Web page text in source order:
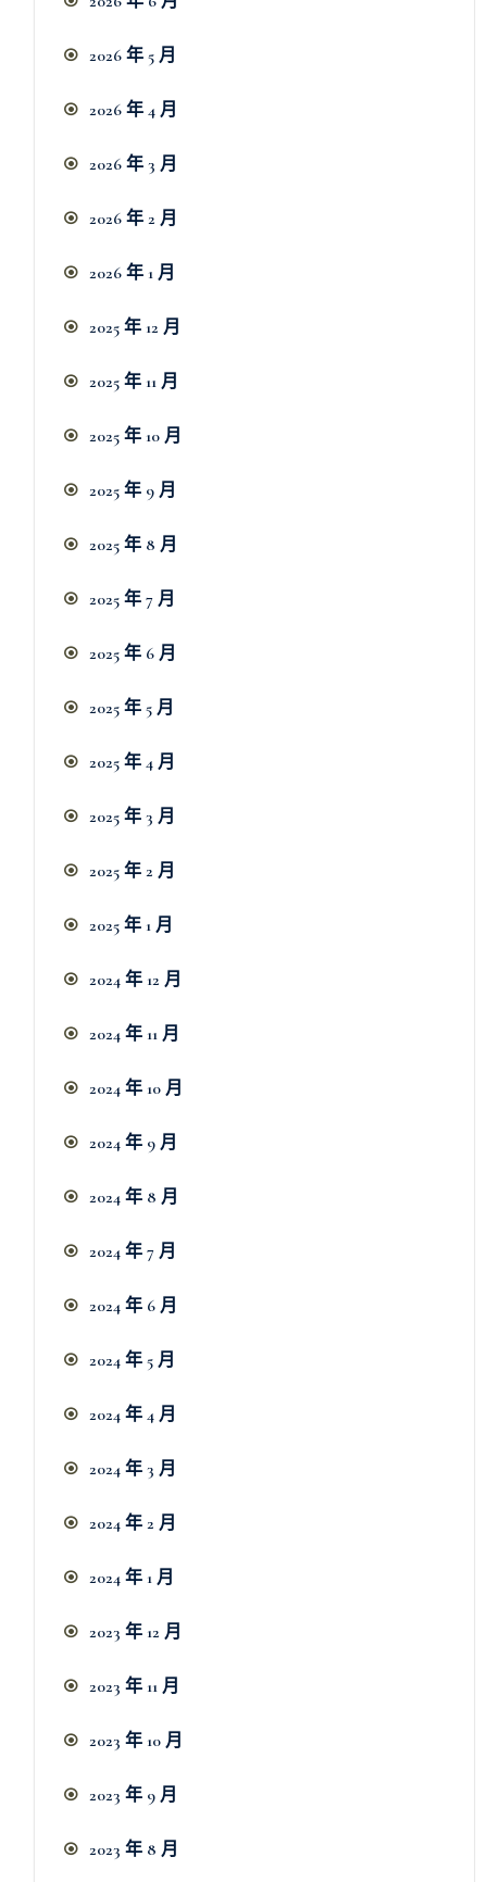
2026 年 5 月
2026 年 4 月
2026 年 3 月
2026 年 2 月
2026 年 1 月
2025 年 12 月
2025 年 11 月
2025 年 10 月
2025 年 9 月
2025 年 8 月
2025 年 7 月
2025 年 6 月
2025 年 5 月
2025 年 4 月
2025 年 3 月
2025 年 2 月
2025 年 1 月
2024 年 12 月
2024 年 11 月
2024 年 10 月
2024 年 9 月
2024 年 8 月
2024 年 7 月
2024 年 6 月
2024 年 5 月
2024 年 4 月
2024 年 3 月
2024 年 2 月
2024 年 1 月
2023 年 12 月
2023 年 11 月
2023 年 10 月
2023 年 9 月
2023 年 8 月